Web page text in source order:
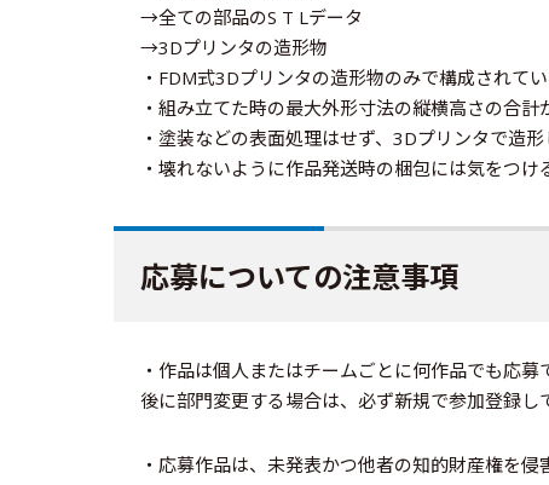
→全ての部品のS T Lデータ
→3Dプリンタの造形物
・FDM式3Dプリンタの造形物のみで構成されて
・組み立てた時の最大外形寸法の縦横高さの合
・塗装などの表面処理はせず、3Dプリンタで造形
・壊れないように作品発送時の梱包には気をつ
応募についての注意事項
・作品は個人またはチームごとに何作品でも応
後に部門変更する場合は、必ず新規で参加登録し
・応募作品は、未発表かつ他者の知的財産権を